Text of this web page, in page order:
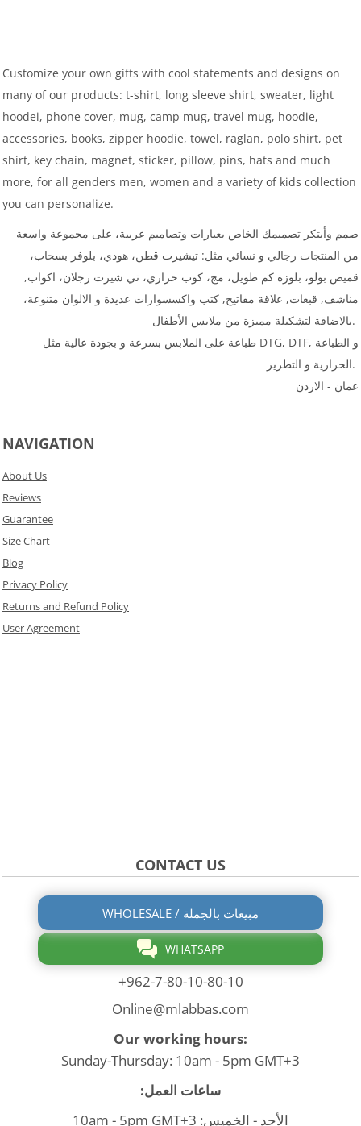
Customize your own gifts with cool statements and designs on
many of our products: t-shirt, long sleeve shirt, sweater, light
hoodei, phone cover, mug, camp mug, travel mug, hoodie,
accessories, books, zipper hoodie, towel, raglan, polo shirt, pet
shirt, key chain, magnet, sticker, pillow, pins, hats and much
more, for all genders men, women and a variety of kids collection
you can personalize.
صمم وأبتكر تصميمك الخاص بعبارات وتصاميم عربية، على مجموعة واسعة
من المنتجات رجالي و نسائي مثل: تيشيرت قطن، هودي، بلوفر بسحاب،
قميص بولو، بلوزة كم طويل، مج، كوب حراري، تي شيرت رجلان، اكواب,
مناشف, قبعات, علاقة مفاتيح, كتب واكسسوارات عديدة و الالوان متنوعة،
بالاضاقة لتشكيلة مميزة من ملابس الأطفال.
طباعة على الملابس بسرعة و بجودة عالية مثل DTG, DTF, و الطباعة
الحرارية و التطريز.
عمان - الاردن
NAVIGATION
About Us
Reviews
Guarantee
Size Chart
Blog
Privacy Policy
Returns and Refund Policy
User Agreement
CONTACT US
WHOLESALE / مبيعات بالجملة
WHATSAPP
+962-7-80-10-80-10
Online@mlabbas.com
Our working hours:
Sunday-Thursday: 10am - 5pm GMT+3
ساعات العمل:
الأحد - الخميس: 10am - 5pm GMT+3